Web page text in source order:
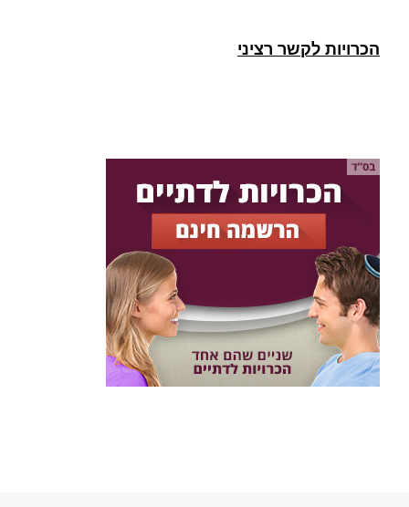
הכרויות לקשר רציני